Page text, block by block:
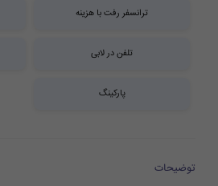
ترانسفر رفت با هزینه
تلفن در لابی
پارکینگ
توضیحات